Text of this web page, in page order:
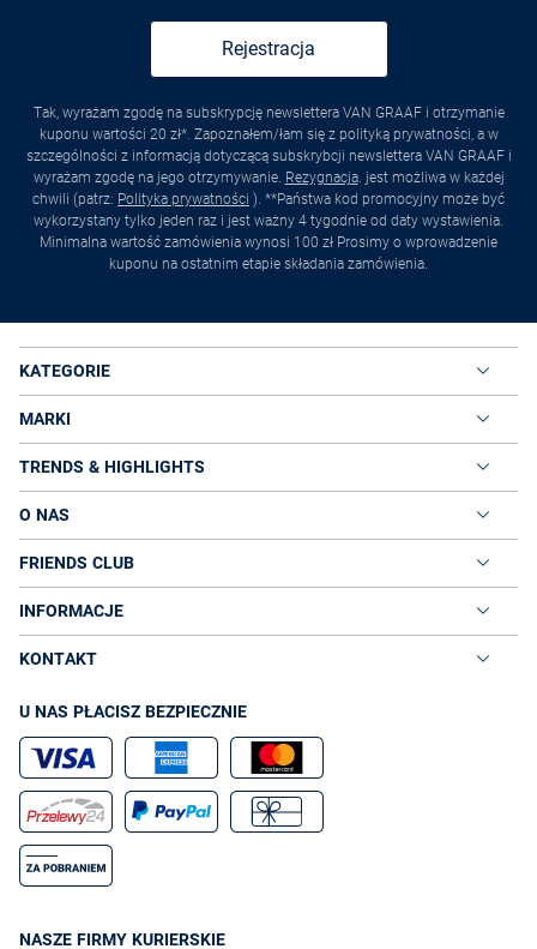
Rejestracja
Tak, wyrażam zgodę na subskrypcję newslettera VAN GRAAF i otrzymanie
kuponu wartości 20 zł*. Zapoznałem/łam się z polityką prywatności, a w
szczególności z informacją dotyczącą subskrybcji newslettera VAN GRAAF i
wyrażam zgodę na jego otrzymywanie. Rezygnacja. jest możliwa w każdej
chwili (patrz: Polityka prywatności ). **Państwa kod promocyjny może być
wykorzystany tylko jeden raz i jest ważny 4 tygodnie od daty wystawienia.
Minimalna wartość zamówienia wynosi 100 zł Prosimy o wprowadzenie
kuponu na ostatnim etapie składania zamówienia.
KATEGORIE
MARKI
TRENDS & HIGHLIGHTS
O NAS
FRIENDS CLUB
INFORMACJE
KONTAKT
U NAS PŁACISZ BEZPIECZNIE
NASZE FIRMY KURIERSKIE